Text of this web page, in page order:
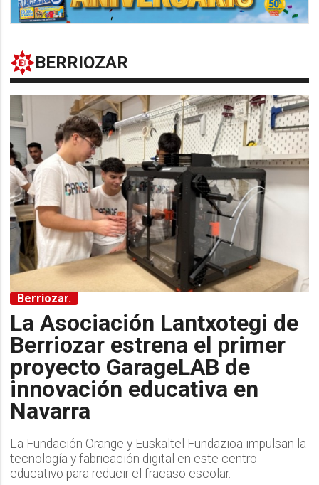
BERRIOZAR
Berriozar.
La Asociación Lantxotegi de
Berriozar estrena el primer
proyecto GarageLAB de
innovación educativa en
Navarra
La Fundación Orange y Euskaltel Fundazioa impulsan la
tecnología y fabricación digital en este centro
educativo para reducir el fracaso escolar.